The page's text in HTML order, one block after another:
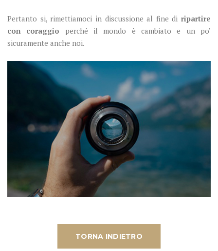
Pertanto si, rimettiamoci in discussione al fine di ripartire
con coraggio perché il mondo è cambiato e un po’
sicuramente anche noi.
TORNA INDIETRO